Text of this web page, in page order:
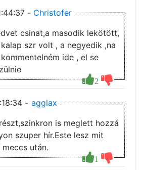
- Christofer
2
csinat,a masodik lekötött,
szr volt , a negyedik ,na
ide , el se
- agglax
1
is meglett hozzá
szuper hír.Este lesz mit
után.